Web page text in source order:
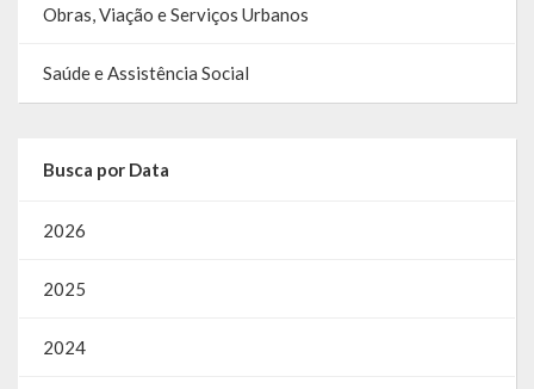
Carta de Serviços
Obras, Viação e Serviços Urbanos
Saúde e Assistência Social
Busca por Data
2026
2025
2024